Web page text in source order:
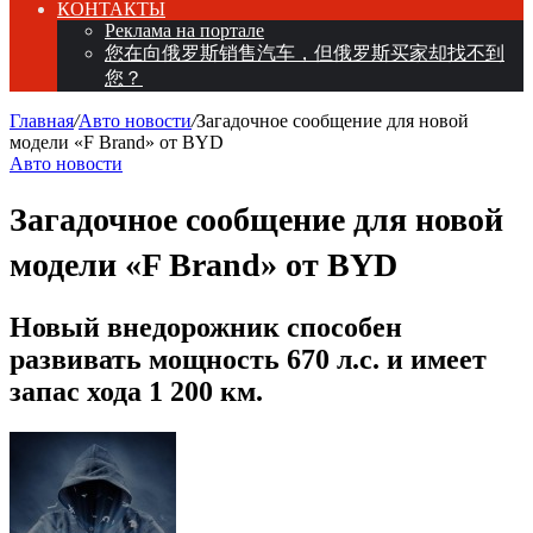
КОНТАКТЫ
Реклама на портале
您在向俄罗斯销售汽车，但俄罗斯买家却找不到
您？
Главная/Авто новости/Загадочное сообщение для новой
модели «F Brand» от BYD
Авто новости
Загадочное сообщение для новой
модели «F Brand» от BYD
Новый внедорожник способен
развивать мощность 670 л.с. и имеет
запас хода 1 200 км.